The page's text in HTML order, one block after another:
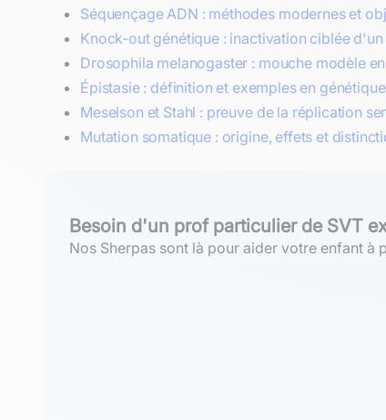
Séquençage ADN : méthodes modernes et
Knock-out génétique : inactivation ciblée d'un
Drosophila melanogaster : mouche modèle
Épistasie : définition et exemples en génétique
Meselson et Stahl : preuve de la réplication
Mutation somatique : origine, effets et
Besoin d'un prof particulier de SVT
Nos Sherpas sont là pour aider votre enfant à